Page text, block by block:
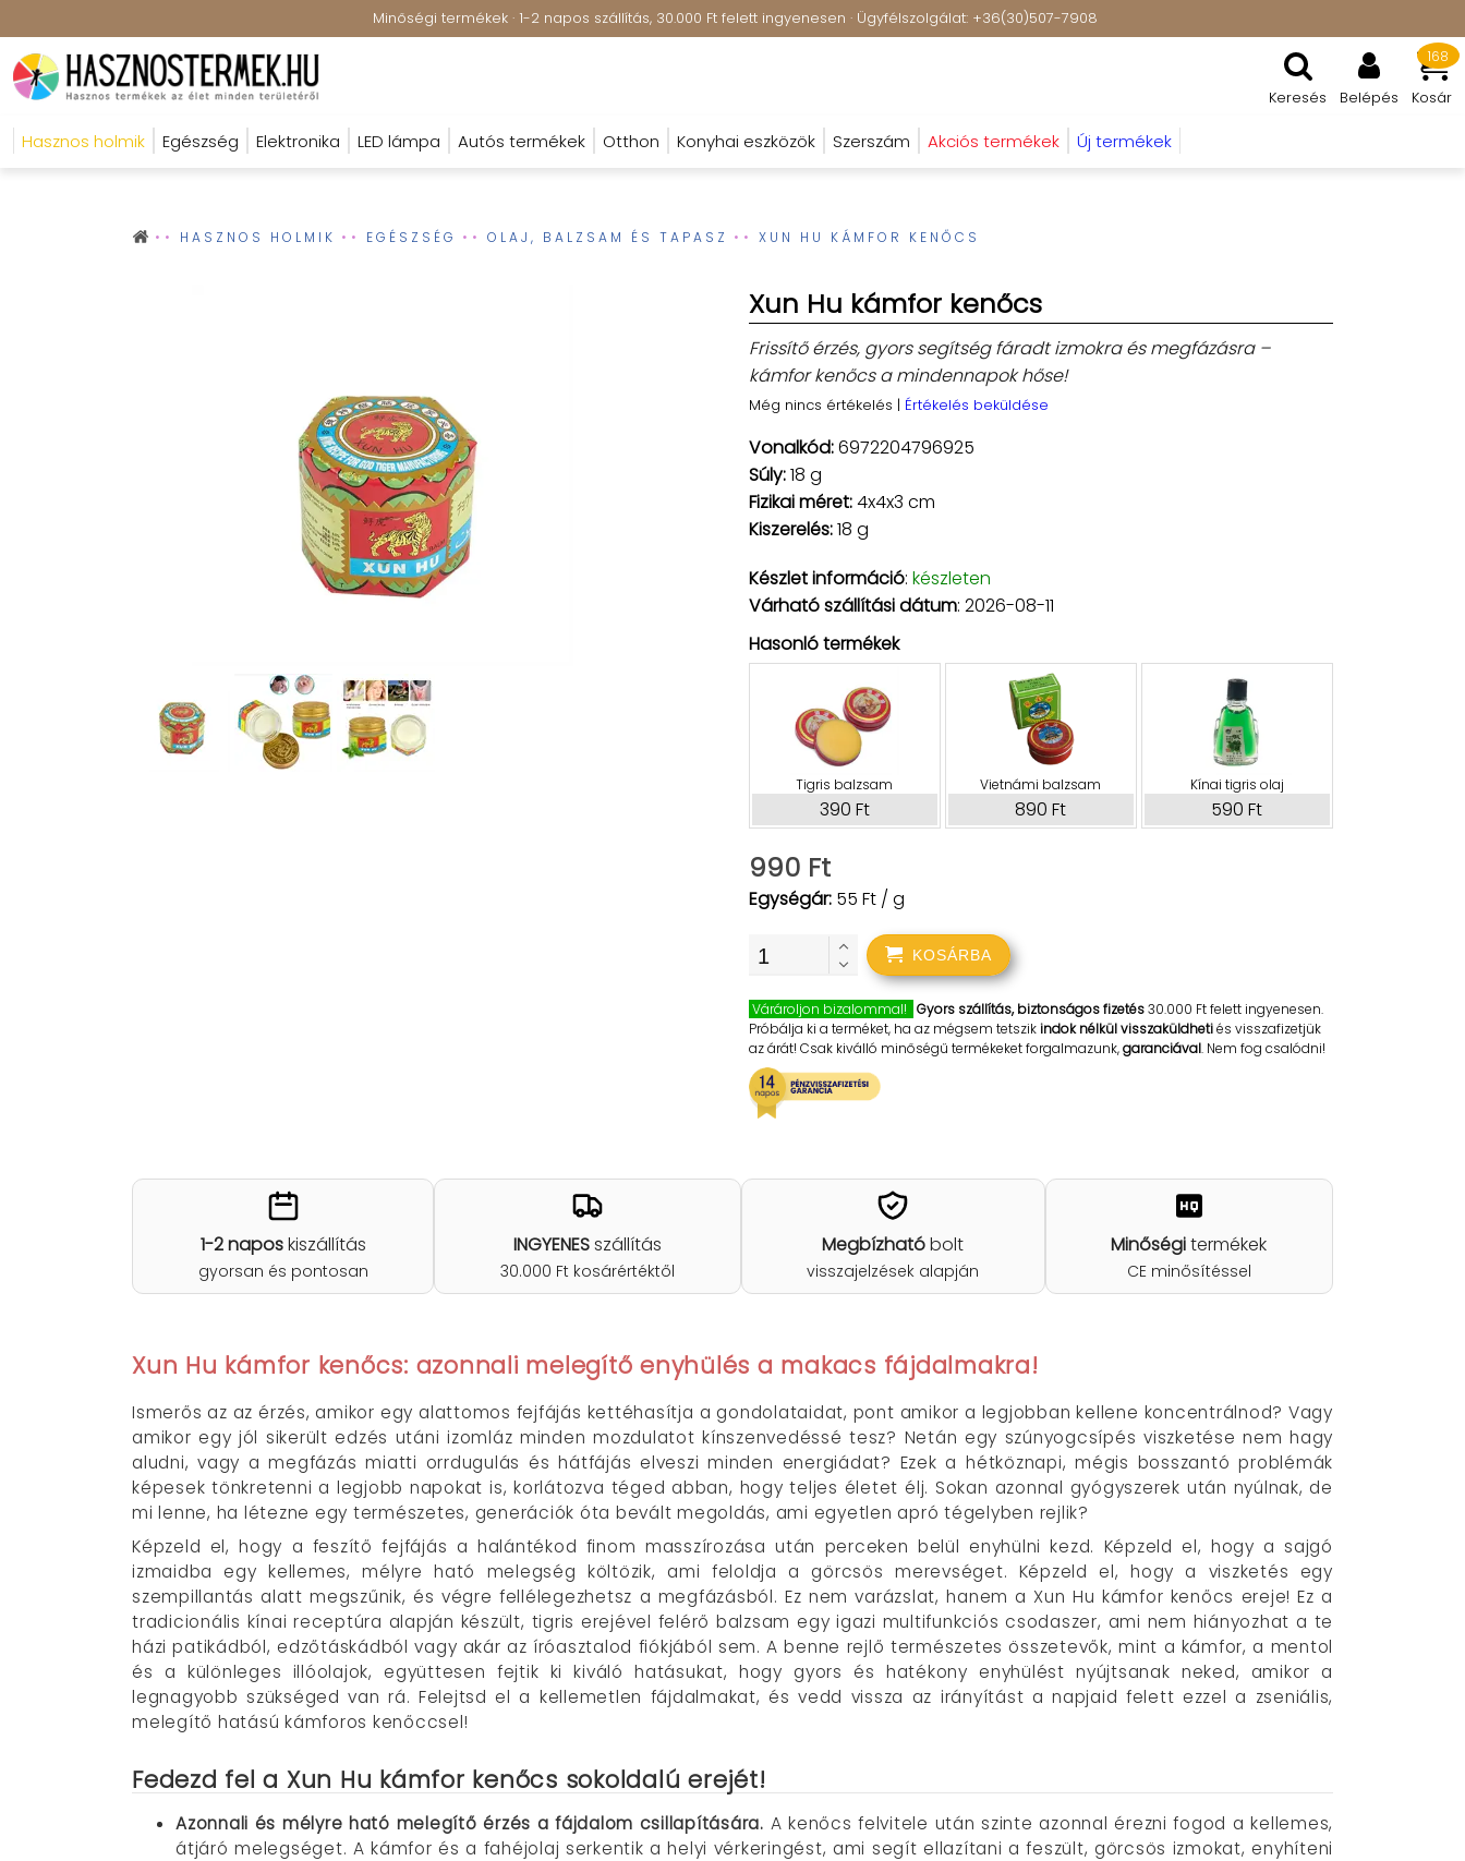
Minőségi termékek · 1-2 napos szállítás, 30.000 Ft felett ingyenesen · Ügyfélszolgálat: +36(30)507-7908
Keresés Belépés Kosár
168
Hasznos holmik Egészség Elektronika LED lámpa Autós termékek Otthon Konyhai eszközök Szerszám Akciós termékek Új termékek
HASZNOS HOLMIK EGÉSZSÉG OLAJ, BALZSAM ÉS TAPASZ XUN HU KÁMFOR KENŐCS
Xun Hu kámfor kenőcs
Frissítő érzés, gyors segítség fáradt izmokra és megfázásra –
kámfor kenőcs a mindennapok hőse!
Még nincs értékelés | Értékelés beküldése
Vonalkód:6972204796925
Súly:18 g
Fizikai méret:4x4x3 cm
Kiszerelés:18 g
Készlet információ: készleten
Várható szállítási dátum: 2026-08-11
Hasonló termékek
Tigris balzsam
390 Ft
Vietnámi balzsam
890 Ft
Kínai tigris olaj
590 Ft
990 Ft
Egységár: 55 Ft / g
KOSÁRBA
Várároljon bizalommal! Gyors szállítás, biztonságos fizetés30.000 Ft felett ingyenesen.
Próbálja ki a terméket, ha az mégsem tetszikindok nélkül visszaküldhetiés visszafizetjük
az árát! Csak kiválló minőségű termékeket forgalmazunk,garanciával. Nem fog csalódni!
1-2 naposkiszállítás
gyorsan és pontosan
INGYENESszállítás
30.000 Ft kosárértéktől
Megbízhatóbolt
visszajelzések alapján
Minőségitermékek
CE minősítéssel
Xun Hu kámfor kenőcs: azonnali melegítő enyhülés a makacs fájdalmakra!
Ismerős az az érzés, amikor egy alattomos fejfájás kettéhasítja a gondolataidat, pont amikor a legjobban kellene koncentrálnod? Vagy
amikor egy jól sikerült edzés utáni izomláz minden mozdulatot kínszenvedéssé tesz? Netán egy szúnyogcsípés viszketése nem hagy
aludni, vagy a megfázás miatti orrdugulás és hátfájás elveszi minden energiádat? Ezek a hétköznapi, mégis bosszantó problémák
képesek tönkretenni a legjobb napokat is, korlátozva téged abban, hogy teljes életet élj. Sokan azonnal gyógyszerek után nyúlnak, de
mi lenne, ha létezne egy természetes, generációk óta bevált megoldás, ami egyetlen apró tégelyben rejlik?
Képzeld el, hogy a feszítő fejfájás a halántékod finom masszírozása után perceken belül enyhülni kezd. Képzeld el, hogy a sajgó
izmaidba egy kellemes, mélyre ható melegség költözik, ami feloldja a görcsös merevséget. Képzeld el, hogy a viszketés egy
szempillantás alatt megszűnik, és végre fellélegezhetsz a megfázásból. Ez nem varázslat, hanem a Xun Hu kámfor kenőcs ereje! Ez a
tradicionális kínai receptúra alapján készült, tigris erejével felérő balzsam egy igazi multifunkciós csodaszer, ami nem hiányozhat a te
házi patikádból, edzőtáskádból vagy akár az íróasztalod fiókjából sem. A benne rejlő természetes összetevők, mint a kámfor, a mentol
és a különleges illóolajok, együttesen fejtik ki kiváló hatásukat, hogy gyors és hatékony enyhülést nyújtsanak neked, amikor a
legnagyobb szükséged van rá. Felejtsd el a kellemetlen fájdalmakat, és vedd vissza az irányítást a napjaid felett ezzel a zseniális,
melegítő hatású kámforos kenőccsel!
Fedezd fel a Xun Hu kámfor kenőcs sokoldalú erejét!
Azonnali és mélyre ható melegítő érzés a fájdalom csillapítására. A kenőcs felvitele után szinte azonnal érezni fogod a kellemes,
átjáró melegséget. A kámfor és a fahéjolaj serkentik a helyi vérkeringést, ami segít ellazítani a feszült, görcsös izmokat, enyhíteni